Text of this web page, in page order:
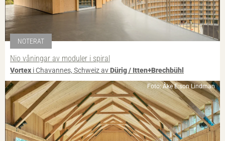
NOTERAT
Nio våningar av moduler i spiral
Vortex i Chavannes, Schweiz avDürig / Itten+Brechbühl
Foto: Åke E:son Lindman